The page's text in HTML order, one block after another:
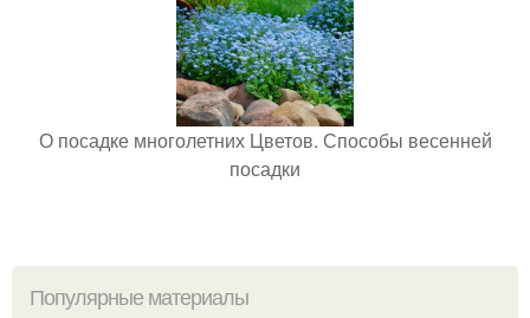
О посадке многолетних Цветов. Способы весенней
посадки
Популярные материалы